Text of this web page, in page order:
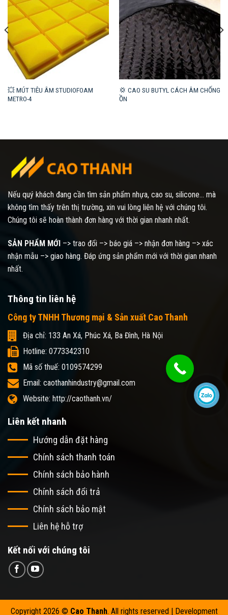
💥 MÚT TIÊU ÂM STUDIOFOAM
METRO-4
💢 CAO SU BUTYL CÁCH ÂM CHỐNG
ỒN
Nếu quý khách đang cần tìm sản phẩm nhựa, cao su, silicone... mà
không tìm thấy trên thị trường, xin vui lòng liên hệ với chúng tôi.
Chúng tôi sẽ hoàn thành đơn hàng với thời gian nhanh nhất.
SẢN PHẨM MỚI –> trao đổi –> báo giá –> nhận đơn hàng –> xác
nhận mẫu –> giao hàng. Đáp ứng sản phẩm mới với thời gian nhanh
nhất.
Thông tin liên hệ
Công ty TNHH Thương mại & Sản xuất Cao Thanh
Địa chỉ: 133 An Xá, Phúc Xá, Ba Đình, Hà Nội
Hotline: 0773342310
Mã số thuế: 0109574299
Email: caothanhindustry@gmail.com
Website: http://caothanh.vn/
Liên kết nhanh
Hướng dẫn đặt hàng
Chính sách thanh toán
Chính sách bảo hành
Chính sách đổi trả
Chính sách bảo mật
Liên hệ hỗ trợ
Kết nối với chúng tôi
Copyright 2026 © Cao Thanh. All rights reserved | Development